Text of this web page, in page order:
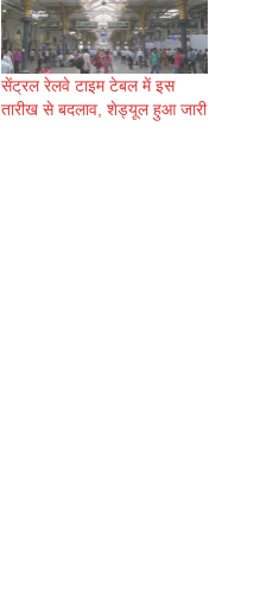
सेंट्रल रेलवे टाइम टेबल में इस
तारीख से बदलाव, शेड्यूल हुआ जारी